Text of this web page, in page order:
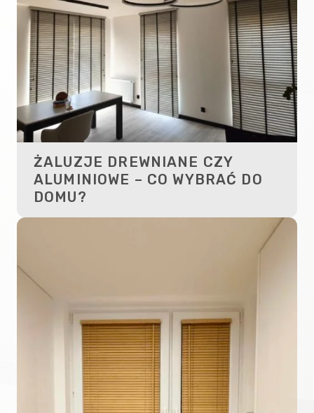
ŻALUZJE DREWNIANE CZY
ALUMINIOWE – CO WYBRAĆ DO
DOMU?